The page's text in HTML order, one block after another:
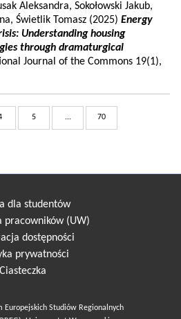
Aleksandra, Sokołowski Jakub,
Świetlik Tomasz (2025) Energy
Understanding housing
through dramaturgical
Journal of the Commons 19(1),
5 ... 70
dla studentów
pracowników (UW)
dostępności
prywatności
Ciasteczka
Europejskich Studiów Regionalnych